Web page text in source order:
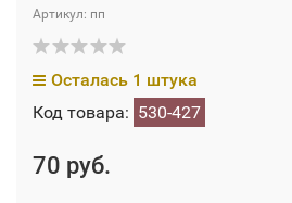
Артикул: пп
Осталась 1 штука
Код товара: 530-427
70 руб.